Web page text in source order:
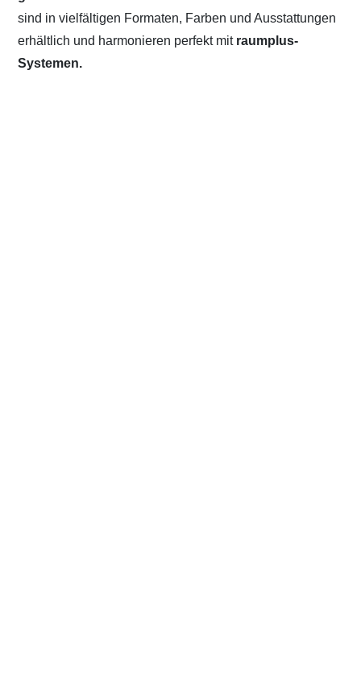
sind in vielfältigen Formaten, Farben und Ausstattungen
erhältlich und harmonieren perfekt mit raumplus-
Systemen.